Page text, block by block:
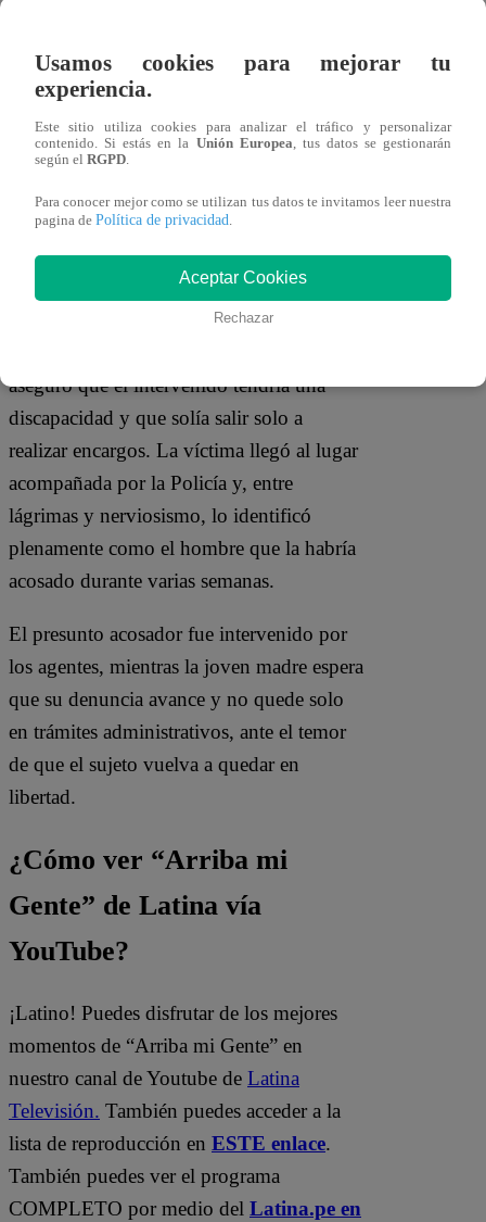
retirado de un bus en el que ella también
viajaba.“No conozco a nadie”,
inicialmente. Sin embargo, luego señaló
que una mujer lo habría hecho bajar del
transporte público, sin explicar los
motivos.
El sujeto también indicó que vivía solo.
No obstante, poco después apareció una
aseguró que el intervenido tendría una
discapacidad y que solía salir solo a
realizar encargos. La víctima llegó al lugar
acompañada por la Policía y, entre
lágrimas y nerviosismo, lo identificó
plenamente como el hombre que la habría
acosado durante varias semanas.
El presunto acosador fue intervenido por
los agentes, mientras la joven madre espera
que su denuncia avance y no quede solo
en trámites administrativos, ante el temor
de que el sujeto vuelva a quedar en
libertad.
¿Cómo ver “Arriba mi
Gente” de Latina vía
YouTube?
¡Latino! Puedes disfrutar de los mejores
momentos de “Arriba mi Gente” en
nuestro canal de Youtube de Latina
Televisión. También puedes acceder a la
lista de reproducción en ESTE enlace.
También puedes ver el programa
COMPLETO por medio del Latina.pe en
Usamos cookies para mejorar tu
experiencia.
Este sitio utiliza cookies para analizar el tráfico y personalizar
contenido. Si estás en la Unión Europea, tus datos se gestionarán
según el RGPD.
Para conocer mejor como se utilizan tus datos te invitamos leer nuestra
pagina de Política de privacidad.
Aceptar Cookies
Rechazar